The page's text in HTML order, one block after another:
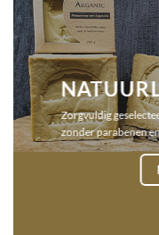
Zorgvuldig
zonder parabenen